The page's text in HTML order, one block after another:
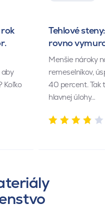
aby
Koľko
Tehlové
rovno
Menšie nároky
remeselníkov,
40 percent. Tak
hlavnej úlohy…